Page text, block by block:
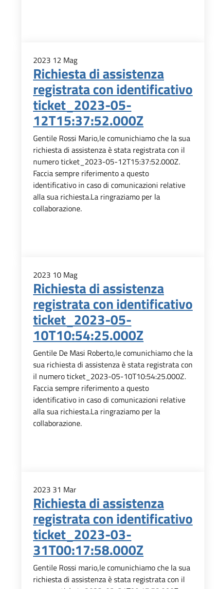
2023 12 Mag
Richiesta di assistenza
registrata con identificativo
ticket_2023-05-
12T15:37:52.000Z
Gentile Rossi Mario,le comunichiamo che la sua
richiesta di assistenza è stata registrata con il
numero ticket_2023-05-12T15:37:52.000Z.
Faccia sempre riferimento a questo
identificativo in caso di comunicazioni relative
alla sua richiesta.La ringraziamo per la
collaborazione.
2023 10 Mag
Richiesta di assistenza
registrata con identificativo
ticket_2023-05-
10T10:54:25.000Z
Gentile De Masi Roberto,le comunichiamo che la
sua richiesta di assistenza è stata registrata con
il numero ticket_2023-05-10T10:54:25.000Z.
Faccia sempre riferimento a questo
identificativo in caso di comunicazioni relative
alla sua richiesta.La ringraziamo per la
collaborazione.
2023 31 Mar
Richiesta di assistenza
registrata con identificativo
ticket_2023-03-
31T00:17:58.000Z
Gentile Rossi mario,le comunichiamo che la sua
richiesta di assistenza è stata registrata con il